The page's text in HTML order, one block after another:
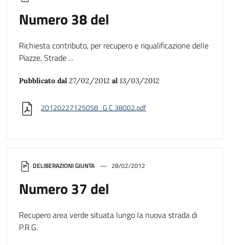
DELIBERAZIONI GIUNTA 28/02/2012
Numero 37 del
Recupero area verde situata lungo la nuova strada di
P.R.G.
Numero 38 del
Richiesta contributo, per recupero e riqualificazione delle
Piazze, Strade ...
Pubblicato dal 27/02/2012 al 13/03/2012
20120227125058_G C 38002.pdf